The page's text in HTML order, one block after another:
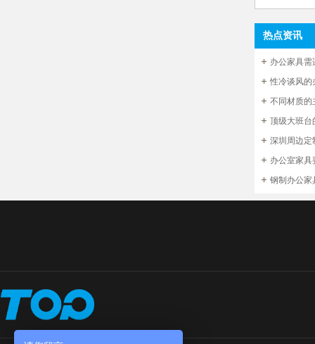
热点资讯
办公家具
不同材质的
顶级大班台
办公室家具
钢制办公家